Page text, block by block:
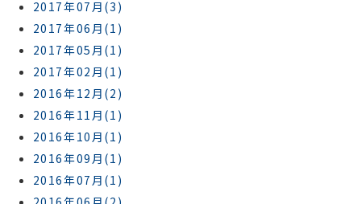
2017年07月(3)
2017年06月(1)
2017年05月(1)
2017年02月(1)
2016年12月(2)
2016年11月(1)
2016年10月(1)
2016年09月(1)
2016年07月(1)